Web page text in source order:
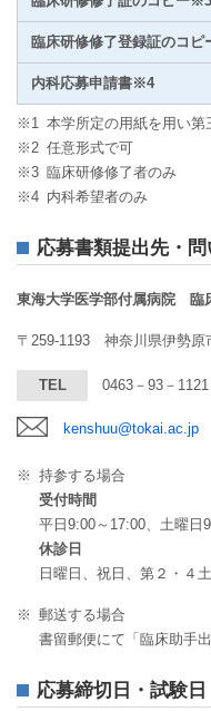
臨床研修修了登録証のコ
内科応募申請書※4
※1 本学所定の用紙を用い
※2 任意形式で可
※3 臨床研修修了者のみ
※4 内科希望者のみ
応募書類提出先・
東海大学医学部付属病院 臨
〒259-1193 神奈川県伊勢原
TEL 0463－93－1121
kenshuu@tokai.ac.jp
※ 持参する場合
受付時間
平日9:00～17:00、土曜日
休診日
日曜日、祝日、第２・４
※ 郵送する場合
書留郵便にて「臨床助手
応募締切日・試験日